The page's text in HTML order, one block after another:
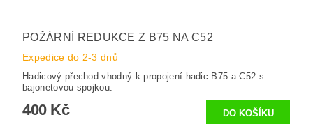
POŽÁRNÍ REDUKCE Z B75 NA C52
Expedice do 2-3 dnů
Hadicový přechod vhodný k propojení hadic B75 a C52 s
bajonetovou spojkou.
400 Kč